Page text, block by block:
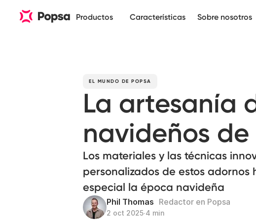
Productos Características Sobre nosotros
EL MUNDO DE POPSA
La artesanía
navideños de
Los materiales y las técnicas
personalizados de estos adornos
especial la época navideña
Phil Thomas Redactor en Popsa
2 oct 2025∙4 min